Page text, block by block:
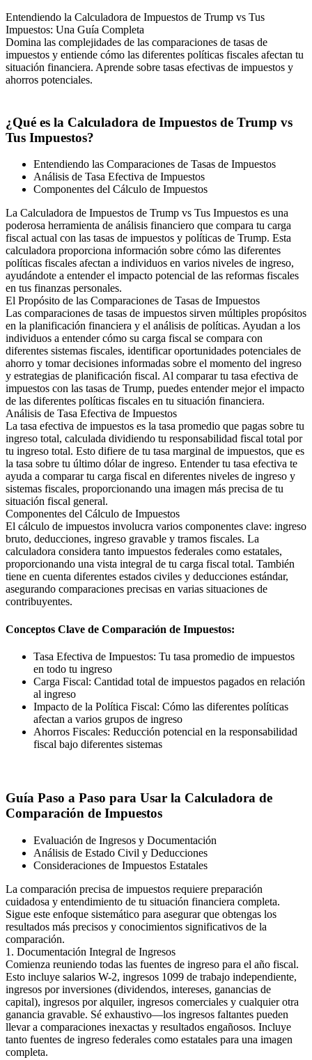
Entendiendo la Calculadora de Impuestos de Trump vs Tus
Impuestos: Una Guía Completa
Domina las complejidades de las comparaciones de tasas de
impuestos y entiende cómo las diferentes políticas fiscales afectan tu
situación financiera. Aprende sobre tasas efectivas de impuestos y
ahorros potenciales.
¿Qué es la Calculadora de Impuestos de Trump vs
Tus Impuestos?
Entendiendo las Comparaciones de Tasas de Impuestos
Análisis de Tasa Efectiva de Impuestos
Componentes del Cálculo de Impuestos
La Calculadora de Impuestos de Trump vs Tus Impuestos es una
poderosa herramienta de análisis financiero que compara tu carga
fiscal actual con las tasas de impuestos y políticas de Trump. Esta
calculadora proporciona información sobre cómo las diferentes
políticas fiscales afectan a individuos en varios niveles de ingreso,
ayudándote a entender el impacto potencial de las reformas fiscales
en tus finanzas personales.
El Propósito de las Comparaciones de Tasas de Impuestos
Las comparaciones de tasas de impuestos sirven múltiples propósitos
en la planificación financiera y el análisis de políticas. Ayudan a los
individuos a entender cómo su carga fiscal se compara con
diferentes sistemas fiscales, identificar oportunidades potenciales de
ahorro y tomar decisiones informadas sobre el momento del ingreso
y estrategias de planificación fiscal. Al comparar tu tasa efectiva de
impuestos con las tasas de Trump, puedes entender mejor el impacto
de las diferentes políticas fiscales en tu situación financiera.
Análisis de Tasa Efectiva de Impuestos
La tasa efectiva de impuestos es la tasa promedio que pagas sobre tu
ingreso total, calculada dividiendo tu responsabilidad fiscal total por
tu ingreso total. Esto difiere de tu tasa marginal de impuestos, que es
la tasa sobre tu último dólar de ingreso. Entender tu tasa efectiva te
ayuda a comparar tu carga fiscal en diferentes niveles de ingreso y
sistemas fiscales, proporcionando una imagen más precisa de tu
situación fiscal general.
Componentes del Cálculo de Impuestos
El cálculo de impuestos involucra varios componentes clave: ingreso
bruto, deducciones, ingreso gravable y tramos fiscales. La
calculadora considera tanto impuestos federales como estatales,
proporcionando una vista integral de tu carga fiscal total. También
tiene en cuenta diferentes estados civiles y deducciones estándar,
asegurando comparaciones precisas en varias situaciones de
contribuyentes.
Conceptos Clave de Comparación de Impuestos:
Tasa Efectiva de Impuestos: Tu tasa promedio de impuestos
en todo tu ingreso
Carga Fiscal: Cantidad total de impuestos pagados en relación
al ingreso
Impacto de la Política Fiscal: Cómo las diferentes políticas
afectan a varios grupos de ingreso
Ahorros Fiscales: Reducción potencial en la responsabilidad
fiscal bajo diferentes sistemas
Guía Paso a Paso para Usar la Calculadora de
Comparación de Impuestos
Evaluación de Ingresos y Documentación
Análisis de Estado Civil y Deducciones
Consideraciones de Impuestos Estatales
La comparación precisa de impuestos requiere preparación
cuidadosa y entendimiento de tu situación financiera completa.
Sigue este enfoque sistemático para asegurar que obtengas los
resultados más precisos y conocimientos significativos de la
comparación.
1. Documentación Integral de Ingresos
Comienza reuniendo todas las fuentes de ingreso para el año fiscal.
Esto incluye salarios W-2, ingresos 1099 de trabajo independiente,
ingresos por inversiones (dividendos, intereses, ganancias de
capital), ingresos por alquiler, ingresos comerciales y cualquier otra
ganancia gravable. Sé exhaustivo—los ingresos faltantes pueden
llevar a comparaciones inexactas y resultados engañosos. Incluye
tanto fuentes de ingreso federales como estatales para una imagen
completa.